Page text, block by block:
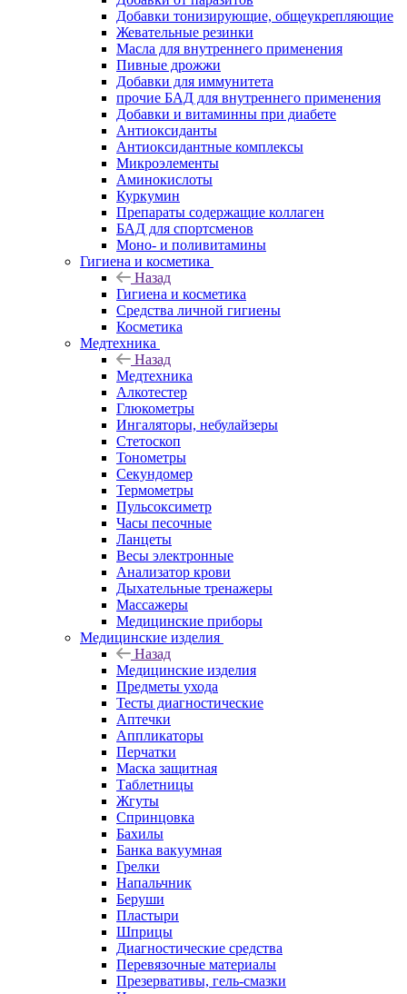
Добавки тонизирующие, общеукрепляющие
Жевательные резинки
Масла для внутреннего применения
Пивные дрожжи
Добавки для иммунитета
прочие БАД для внутреннего применения
Добавки и витаминны при диабете
Антиоксиданты
Антиоксидантные комплексы
Микроэлементы
Аминокислоты
Куркумин
Препараты содержащие коллаген
БАД для спортсменов
Моно- и поливитамины
Гигиена и косметика
Назад
Гигиена и косметика
Средства личной гигиены
Косметика
Медтехника
Назад
Медтехника
Алкотестер
Глюкометры
Ингаляторы, небулайзеры
Стетоскоп
Тонометры
Секундомер
Термометры
Пульсоксиметр
Часы песочные
Ланцеты
Весы электронные
Анализатор крови
Дыхательные тренажеры
Массажеры
Медицинские приборы
Медицинские изделия
Назад
Медицинские изделия
Предметы ухода
Тесты диагностические
Аптечки
Аппликаторы
Перчатки
Маска защитная
Таблетницы
Жгуты
Спринцовка
Бахилы
Банка вакуумная
Грелки
Напальчник
Беруши
Пластыри
Шприцы
Диагностические средства
Перевязочные материалы
Презервативы, гель-смазки